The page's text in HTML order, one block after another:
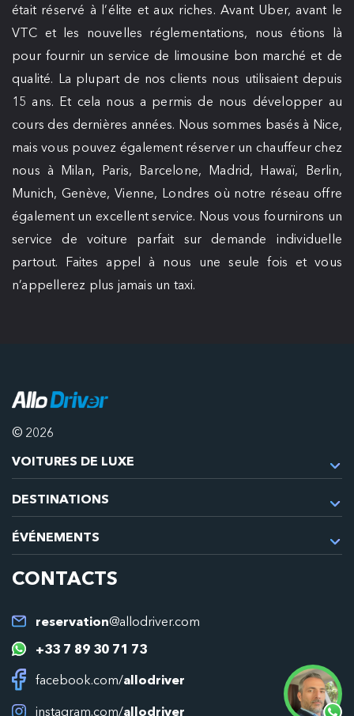
était réservé à l’élite et aux riches. Avant Uber, avant le
VTC et les nouvelles réglementations, nous étions là
pour fournir un service de limousine bon marché et de
qualité. La plupart de nos clients nous utilisaient depuis
15 ans. Et cela nous a permis de nous développer au
cours des dernières années. Nous sommes basés à Nice,
mais vous pouvez également réserver un chauffeur chez
nous à Milan, Paris, Barcelone, Madrid, Hawaï, Berlin,
Munich, Genève, Vienne, Londres où notre réseau offre
également un excellent service. Nous vous fournirons un
service de voiture parfait sur demande individuelle
partout. Faites appel à nous une seule fois et vous
n’appellerez plus jamais un taxi.
© 2026
VOITURES DE LUXE
DESTINATIONS
ÉVÉNEMENTS
CONTACTS
reservation@allodriver.com
+33 7 89 30 71 73
facebook.com/allodriver
instagram.com/allodriver